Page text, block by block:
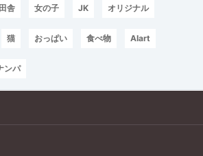
田舎 女の子 JK オリジナル
猫 おっぱい 食べ物 AIart
ンパ